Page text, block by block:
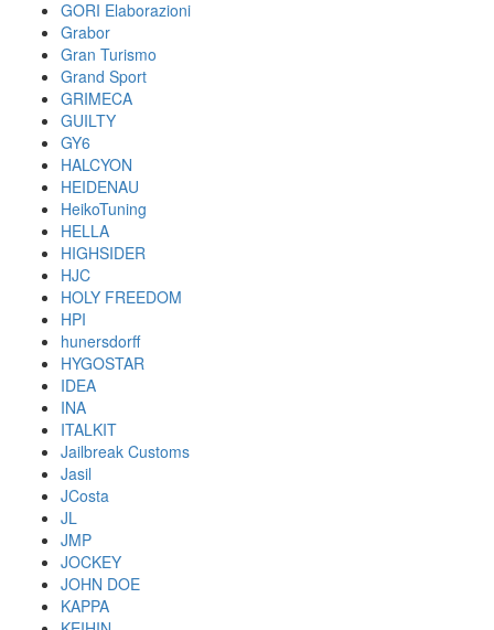
GORI Elaborazioni
Grabor
Gran Turismo
Grand Sport
GRIMECA
GUILTY
GY6
HALCYON
HEIDENAU
HeikoTuning
HELLA
HIGHSIDER
HJC
HOLY FREEDOM
HPI
hunersdorff
HYGOSTAR
IDEA
INA
ITALKIT
Jailbreak Customs
Jasil
JCosta
JL
JMP
JOCKEY
JOHN DOE
KAPPA